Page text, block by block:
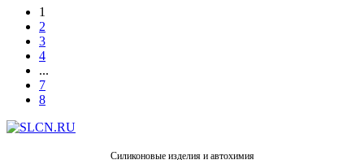
1
2
3
4
...
7
8
Силиконовые изделия и автохимия